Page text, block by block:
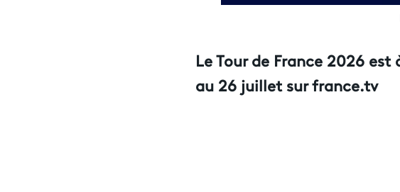
Le Tour de France 2026
au 26 juillet sur france.tv